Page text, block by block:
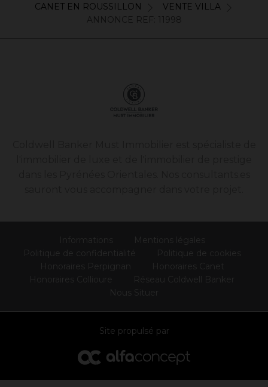
CANET EN ROUSSILLON
VENTE VILLA
ANNONCE REF: 11998
Site propulsé par